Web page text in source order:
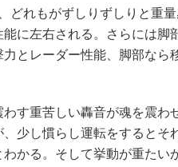
どれもがずしりずしりと重
に左右される。さらには脚
とレーダー性能、脚部なら
す重苦しい轟音が魂を震わ
、少し慣らし運転をするとそ
かる。そして挙動が重たい